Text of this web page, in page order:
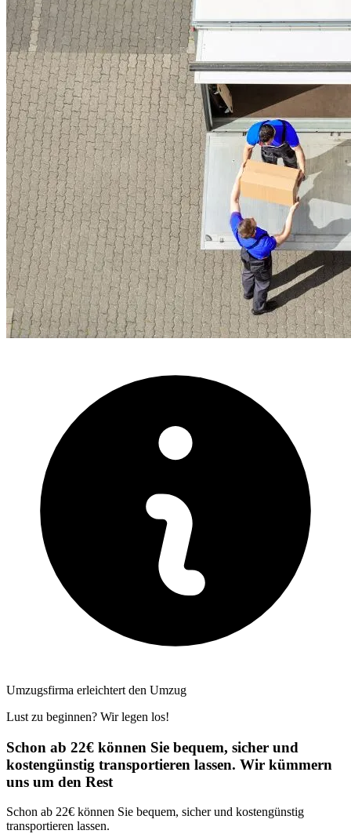
Umzugsfirma erleichtert den Umzug
Lust zu beginnen? Wir legen los!
Schon ab 22€ können Sie bequem, sicher und
kostengünstig transportieren lassen. Wir kümmern
uns um den Rest
Schon ab 22€ können Sie bequem, sicher und kostengünstig
transportieren lassen.